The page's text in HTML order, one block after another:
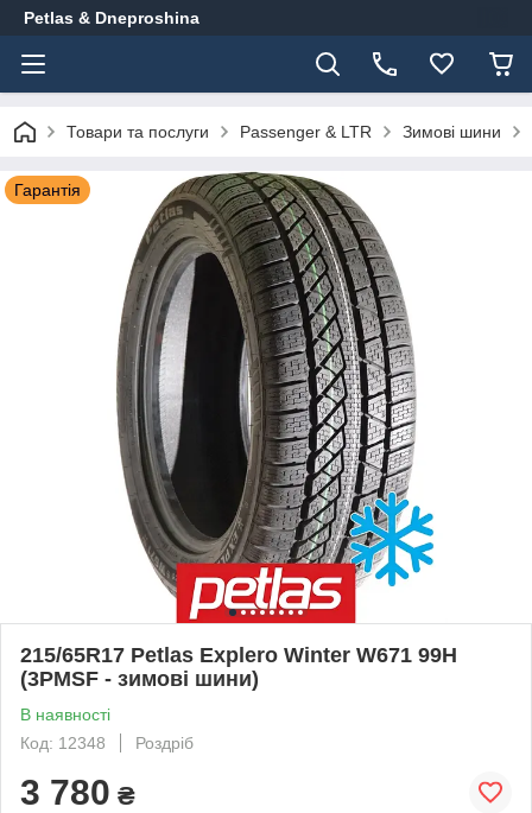
Petlas & Dneproshina
Товари та послуги Passenger & LTR Зимові шини
Гарантія
215/65R17 Petlas Explero Winter W671 99H
(3PMSF - зимові шини)
В наявності
Код: 12348
Роздріб
3 780 ₴